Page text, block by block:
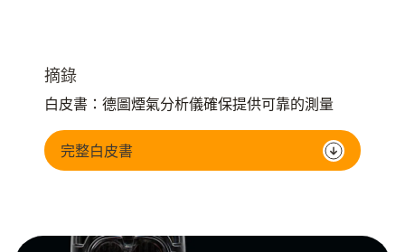
摘錄
白皮書：德圖煙氣分析儀確保提供可靠的測量
完整白皮書